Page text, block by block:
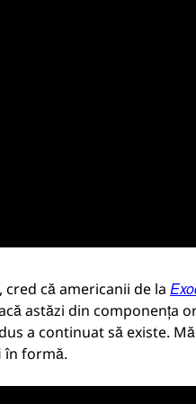
că americanii de la
astăzi din componența
a continuat să existe.
în formă.